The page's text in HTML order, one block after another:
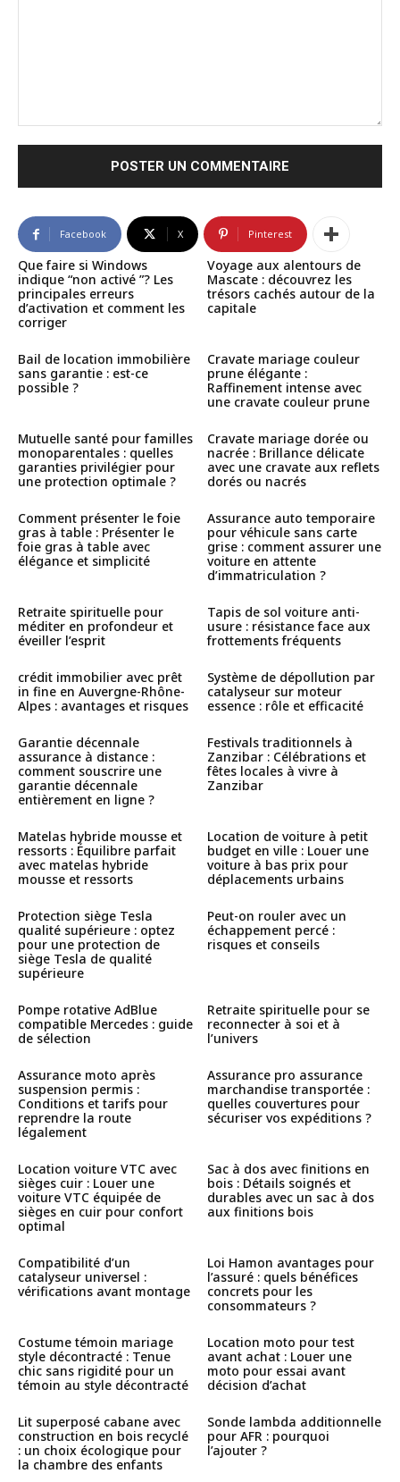
Facebook X Pinterest
Que faire si Windows
indique “non activé ”? Les
principales erreurs
d’activation et comment les
corriger
Voyage aux alentours de
Mascate : découvrez les
trésors cachés autour de la
capitale
Bail de location immobilière
sans garantie : est-ce
possible ?
Cravate mariage couleur
prune élégante :
Raffinement intense avec
une cravate couleur prune
Mutuelle santé pour familles
monoparentales : quelles
garanties privilégier pour
une protection optimale ?
Cravate mariage dorée ou
nacrée : Brillance délicate
avec une cravate aux reflets
dorés ou nacrés
Comment présenter le foie
gras à table : Présenter le
foie gras à table avec
élégance et simplicité
Assurance auto temporaire
pour véhicule sans carte
grise : comment assurer une
voiture en attente
d’immatriculation ?
Retraite spirituelle pour
méditer en profondeur et
éveiller l’esprit
Tapis de sol voiture anti-
usure : résistance face aux
frottements fréquents
crédit immobilier avec prêt
in fine en Auvergne-Rhône-
Alpes : avantages et risques
Système de dépollution par
catalyseur sur moteur
essence : rôle et efficacité
Garantie décennale
assurance à distance :
comment souscrire une
garantie décennale
entièrement en ligne ?
Festivals traditionnels à
Zanzibar : Célébrations et
fêtes locales à vivre à
Zanzibar
Matelas hybride mousse et
ressorts : Équilibre parfait
avec matelas hybride
mousse et ressorts
Location de voiture à petit
budget en ville : Louer une
voiture à bas prix pour
déplacements urbains
Protection siège Tesla
qualité supérieure : optez
pour une protection de
siège Tesla de qualité
supérieure
Peut-on rouler avec un
échappement percé :
risques et conseils
Pompe rotative AdBlue
compatible Mercedes : guide
de sélection
Retraite spirituelle pour se
reconnecter à soi et à
l’univers
Assurance moto après
suspension permis :
Conditions et tarifs pour
reprendre la route
légalement
Assurance pro assurance
marchandise transportée :
quelles couvertures pour
sécuriser vos expéditions ?
Location voiture VTC avec
sièges cuir : Louer une
voiture VTC équipée de
sièges en cuir pour confort
optimal
Sac à dos avec finitions en
bois : Détails soignés et
durables avec un sac à dos
aux finitions bois
Compatibilité d’un
catalyseur universel :
vérifications avant montage
Loi Hamon avantages pour
l’assuré : quels bénéfices
concrets pour les
consommateurs ?
Costume témoin mariage
style décontracté : Tenue
chic sans rigidité pour un
témoin au style décontracté
Location moto pour test
avant achat : Louer une
moto pour essai avant
décision d’achat
Lit superposé cabane avec
construction en bois recyclé
: un choix écologique pour
la chambre des enfants
Sonde lambda additionnelle
pour AFR : pourquoi
l’ajouter ?